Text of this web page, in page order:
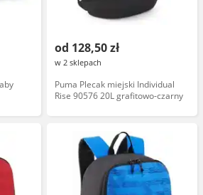
od 128,50 zł
w 2 sklepach
Puma Plecak miejski Individual
Rise 90576 20L grafitowo-czarny